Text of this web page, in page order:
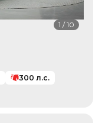
1 /10
300 л.с.